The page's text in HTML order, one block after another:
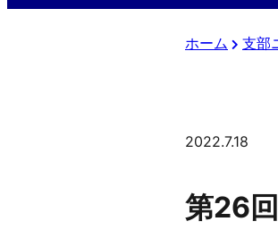
ホーム 支部
2022.7.18
第26